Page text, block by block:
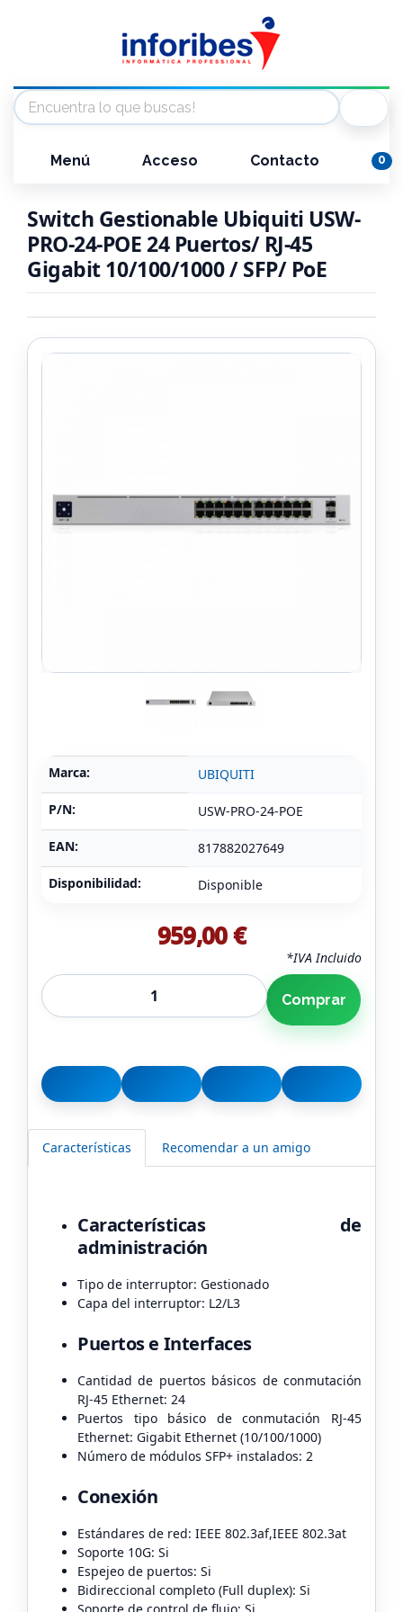
Menú Acceso Contacto 0
Switch Gestionable Ubiquiti USW-
PRO-24-POE 24 Puertos/ RJ-45
Gigabit 10/100/1000 / SFP/ PoE
Marca: UBIQUITI
P/N: USW-PRO-24-POE
EAN: 817882027649
Disponibilidad: Disponible
959,00 €
*IVA Incluido
Comprar
Características Recomendar a un amigo
Características de
administración
Tipo de interruptor: Gestionado
Capa del interruptor: L2/L3
Puertos e Interfaces
Cantidad de puertos básicos de conmutación
RJ-45 Ethernet: 24
Puertos tipo básico de conmutación RJ-45
Ethernet: Gigabit Ethernet (10/100/1000)
Número de módulos SFP+ instalados: 2
Conexión
Estándares de red: IEEE 802.3af,IEEE 802.3at
Soporte 10G: Si
Espejeo de puertos: Si
Bidireccional completo (Full duplex): Si
Soporte de control de flujo: Si